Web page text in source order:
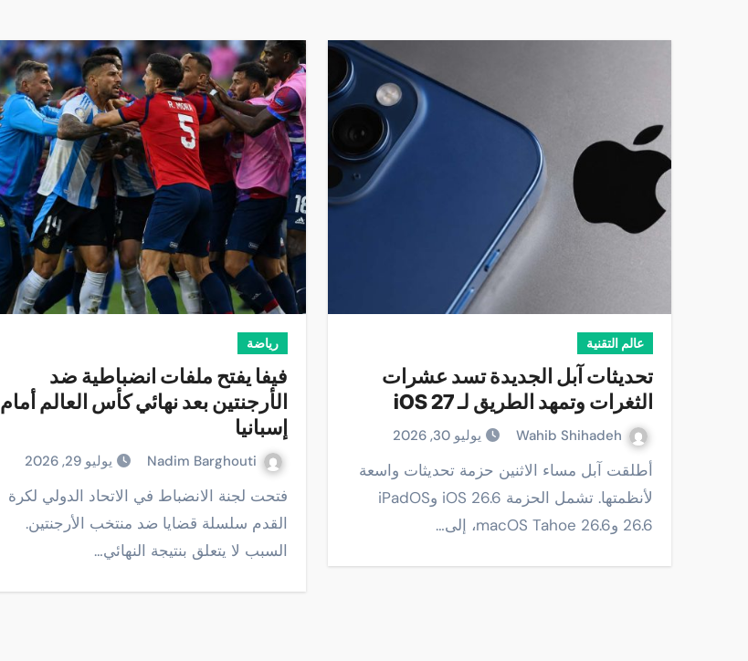
عالم التقنية
تحديثات آبل الجديدة تسد عشرات
الثغرات وتمهد الطريق لـ iOS 27
Wahib Shihadeh يوليو 30, 2026
أطلقت آبل مساء الاثنين حزمة تحديثات واسعة
لأنظمتها. تشمل الحزمة iOS 26.6 وiPadOS
26.6 وmacOS Tahoe 26.6، إلى…
رياضة
فيفا يفتح ملفات انضباطية ضد
الأرجنتين بعد نهائي كأس العالم أمام
إسبانيا
Nadim Barghouti يوليو 29, 2026
فتحت لجنة الانضباط في الاتحاد الدولي لكرة
القدم سلسلة قضايا ضد منتخب الأرجنتين.
السبب لا يتعلق بنتيجة النهائي…